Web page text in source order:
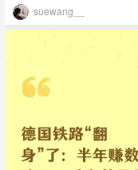
suewang__